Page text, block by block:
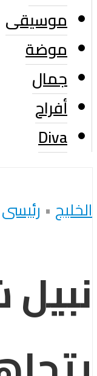
موسيقى
موضة
جمال
أفراح
Diva
الخليج • رئيسى